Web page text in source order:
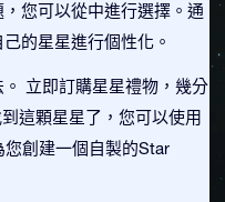
您可以從中進行選擇。通
的星星進行個性化。
立即訂購星星禮物，幾分
這顆星星了，您可以使用
創建一個自製的Star